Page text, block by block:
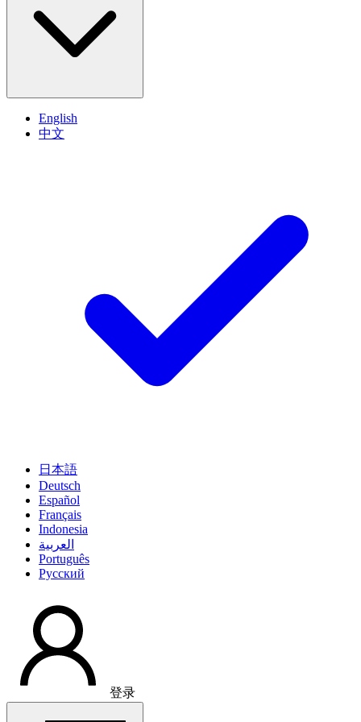
English
中文
日本語
Deutsch
Español
Français
Indonesia
العربية
Português
Pусский
登录